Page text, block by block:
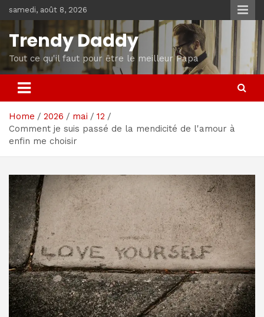
to
content
samedi, août 8, 2026
Trendy Daddy
Tout ce qu'il faut pour être le meilleur Papa
Home 2026 mai
12
Comment je suis passé de la mendicité de l'amour à
enfin me choisir